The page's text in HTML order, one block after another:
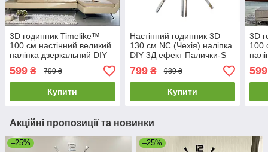
3D годинник Timelike™
100 см настінний великий
наліпка дзеркальний DIY
3Д ефект Стріли-B в кухню
чорний
599 ₴ 799 ₴
Купити
Настінний годинник 3D
130 см NC (Чехія) наліпка
DIY 3Д ефект Палички-S
сріблястий
799₴ 989 ₴
Купити
3D
100
599
Акційні пропозиції та новинки
–25% –25%